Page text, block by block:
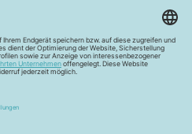
Vertrag widerrufen